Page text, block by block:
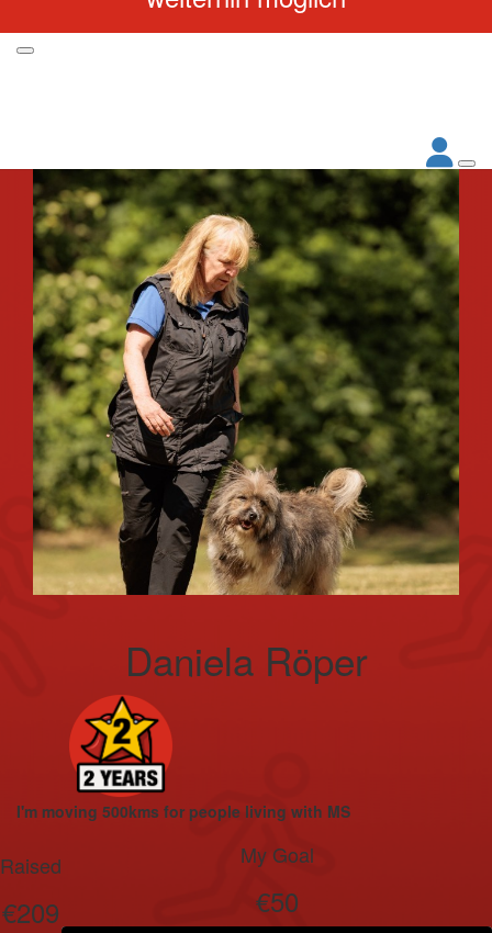
Daniela Röper
I'm moving 500kms for people living with MS
Raised
€209
My Goal
€50